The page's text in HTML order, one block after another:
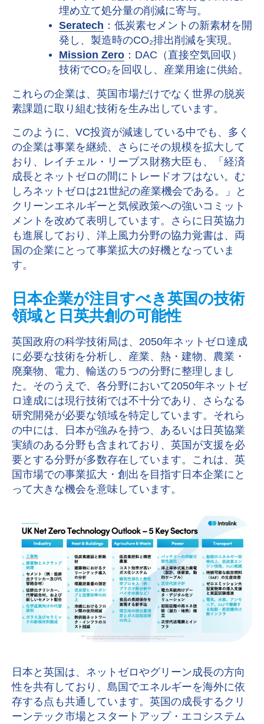
埋め立て処分量の削減に寄与。
Seratech ：低炭素セメントの新素材を開
発し、製造時のCO₂排出削減を実現。
Mission Zero ： DAC （直接空気回収）
技術でCO₂を回収し、産業用途に供給。
これらの企業は、英国市場だけでなく世界の脱炭
素課題に取り組む技術を生み出しています。
このように、 VC投資が減速している中でも、多く
の企業は事業を継続、さらにその規模を拡大して
おり、レイチェル・リーブス財務大臣も、「経済
成長とネットゼロの間にトレードオフはない。む
しろネットゼロは21世紀の産業機会である。」と
クリーンエネルギーと気候政策への強いコミット
メントを改めて表明しています。さらに日英協力
も進展しており、洋上風力分野の協力覚書は、両
国の企業にとって事業拡大の好機となっていま
す。
日本企業が注目すべき英国の技術
領域と日英共創の可能性
英国政府の科学技術局は、 2050年ネットゼロ達成
に必要な技術を分析し、産業、熱・建物、農業・
廃棄物、電力、輸送の５つの分野に整理しまし
た。そのうえで、各分野において2050年ネットゼ
ロ達成には現行技術では不十分であり、さらなる
研究開発が必要な領域を特定しています。それら
の中には、日本が強みを持つ、あるいは日英協業
実績のある分野も含まれており、英国が支援を必
要とする分野が多数存在しています。これは、英
国市場での事業拡大・創出を目指す日本企業にと
って大きな機会を意味しています。
日本と英国は、ネットゼロやグリーン成長の方向
性を共有しており、島国でエネルギーを海外に依
存する点も共通しています。英国の成長するクリ
ーンテック市場とスタートアップ・エコシステム